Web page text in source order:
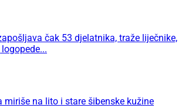
čak 53 djelatnika, traže liječnike,
miriše na lito i stare šibenske kužine